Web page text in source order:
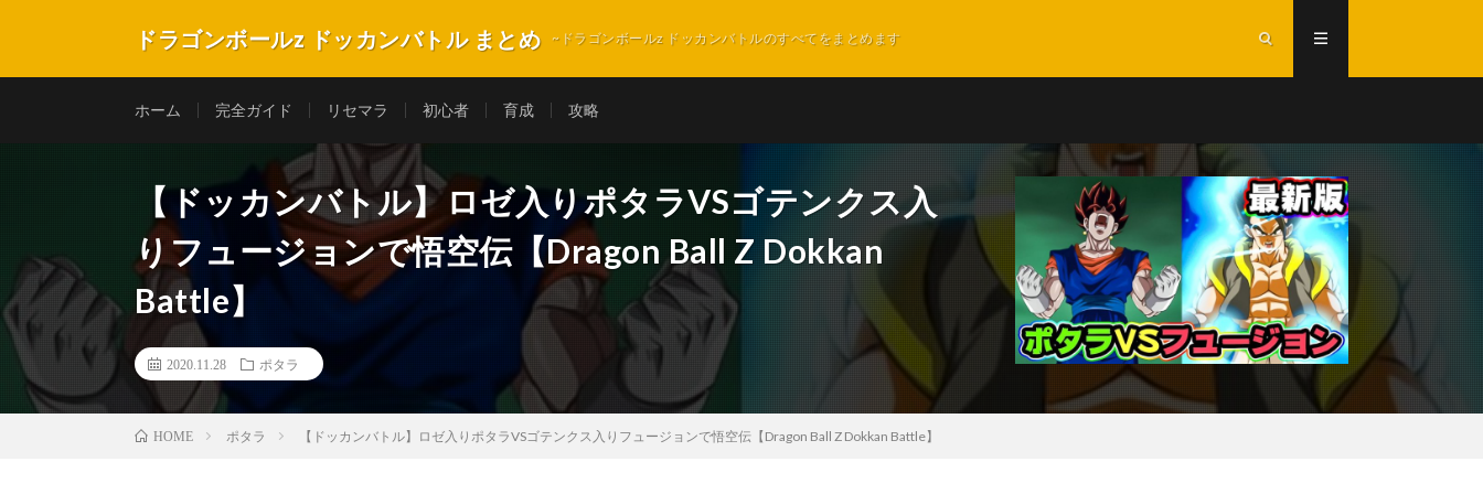
ドラゴンボールz ドッカンバトル まとめ ~ドラゴンボールz ドッカンバトルのすべてをまとめます
ホーム 完全ガイド リセマラ 初心者 育成 攻略
【ドッカンバトル】ロゼ入りポタラVSゴテンクス入
りフュージョンで悟空伝【Dragon Ball Z Dokkan
Battle】
2020.11.28 ポタラ
HOME ポタラ 【ドッカンバトル】ロゼ入りポタラVSゴテンクス入りフュージョンで悟空伝【Dragon Ball Z Dokkan Battle】